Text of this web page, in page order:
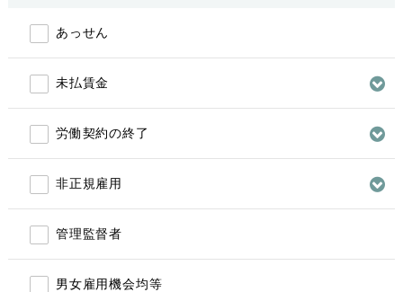
あっせん
未払賃金
労働契約の終了
非正規雇用
管理監督者
男女雇用機会均等